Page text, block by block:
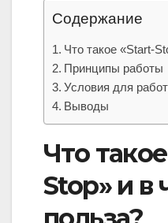
Содержание
Что такое «Start-
Принципы работы
Условия для
Выводы
Что
Stop» и в